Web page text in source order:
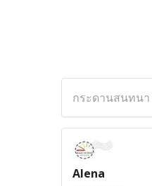
กระดานสนทนา
Alena